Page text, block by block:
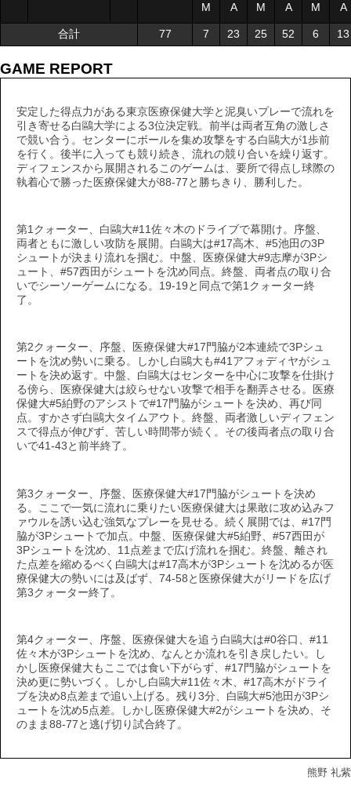
合計
M A M A M A
合計 77 7 23 25 52 6 13
GAME REPORT
安定した得点力がある東京医療保健大学と泥臭いプレーで流れを
引き寄せる白鷗大学による3位決定戦。前半は両者互角の激しさ
で競い合う。センターにボールを集め攻撃をする白鷗大が1歩前
を行く。後半に入っても競り続き、流れの競り合いを繰り返す。
ディフェンスから展開されるこのゲームは、要所で得点し球際の
執着心で勝った医療保健大が88-77と勝ちきり、勝利した。
第1クォーター、白鷗大#11佐々木のドライブで幕開け。序盤、
両者ともに激しい攻防を展開。白鷗大は#17高木、#5池田の3P
シュートが決まり流れを掴む。中盤、医療保健大#9志摩が3Pシ
ュート、#57西田がシュートを沈め同点。終盤、両者点の取り合
いでシーソーゲームになる。19-19と同点で第1クォーター終
了。
第2クォーター、序盤、医療保健大#17門脇が2本連続で3Pシュ
ートを沈め勢いに乗る。しかし白鷗大も#41アフォディヤがシュ
ートを決め返す。中盤、白鷗大はセンターを中心に攻撃を仕掛け
る傍ら、医療保健大は絞らせない攻撃で相手を翻弄させる。医療
保健大#5絈野のアシストで#17門脇がシュートを決め、再び同
点。すかさず白鷗大タイムアウト。終盤、両者激しいディフェン
スで得点が伸びず、苦しい時間帯が続く。その後両者点の取り合
いで41-43と前半終了。
第3クォーター、序盤、医療保健大#17門脇がシュートを決め
る。ここで一気に流れに乗りたい医療保健大は果敢に攻め込みフ
ァウルを誘い込む強気なプレーを見せる。続く展開では、#17門
脇が3Pシュートで加点。中盤、医療保健大#5絈野、#57西田が
3Pシュートを沈め、11点差まで広げ流れを掴む。終盤、離され
た点差を縮めるべく白鷗大は#17高木が3Pシュートを沈めるが医
療保健大の勢いには及ばず、74-58と医療保健大がリードを広げ
第3クォーター終了。
第4クォーター、序盤、医療保健大を追う白鷗大は#0谷口、#11
佐々木が3Pシュートを沈め、なんとか流れを引き戻したい。し
かし医療保健大もここでは食い下がらず、#17門脇がシュートを
決め更に勢いづく。しかし白鷗大#11佐々木、#17高木がドライ
ブを決め8点差まで追い上げる。残り3分、白鷗大#5池田が3Pシ
ュートを沈め5点差。しかし医療保健大#2がシュートを決め、そ
のまま88-77と逃げ切り試合終了。
熊野 礼紫